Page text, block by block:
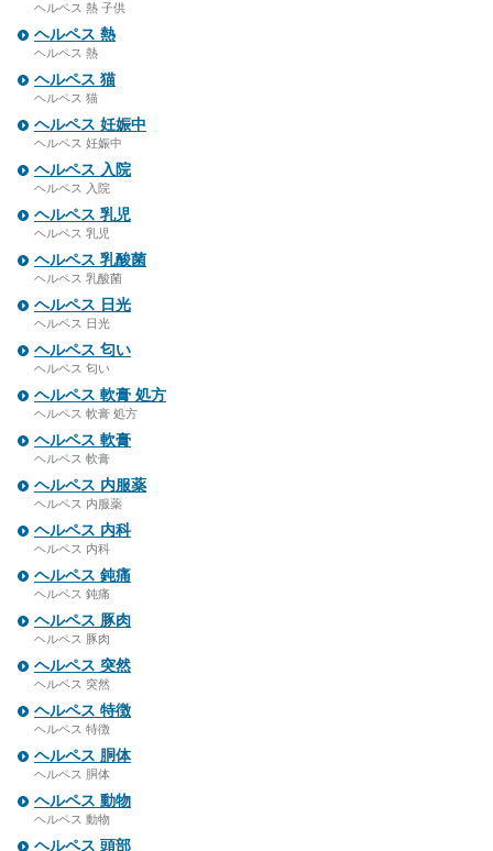
ヘルペス 熱 子供
ヘルペス 熱
ヘルペス 熱
ヘルペス 猫
ヘルペス 猫
ヘルペス 妊娠中
ヘルペス 妊娠中
ヘルペス 入院
ヘルペス 入院
ヘルペス 乳児
ヘルペス 乳児
ヘルペス 乳酸菌
ヘルペス 乳酸菌
ヘルペス 日光
ヘルペス 日光
ヘルペス 匂い
ヘルペス 匂い
ヘルペス 軟膏 処方
ヘルペス 軟膏 処方
ヘルペス 軟膏
ヘルペス 軟膏
ヘルペス 内服薬
ヘルペス 内服薬
ヘルペス 内科
ヘルペス 内科
ヘルペス 鈍痛
ヘルペス 鈍痛
ヘルペス 豚肉
ヘルペス 豚肉
ヘルペス 突然
ヘルペス 突然
ヘルペス 特徴
ヘルペス 特徴
ヘルペス 胴体
ヘルペス 胴体
ヘルペス 動物
ヘルペス 動物
ヘルペス 頭部